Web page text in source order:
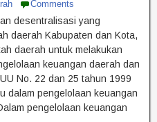
Comments
desentralisasi yang
daerah Kabupaten dan Kota,
daerah untuk melakukan
keuangan daerah dan
No. 22 dan 25 tahun 1999
dalam pengelolaan keuangan
pengelolaan keuangan